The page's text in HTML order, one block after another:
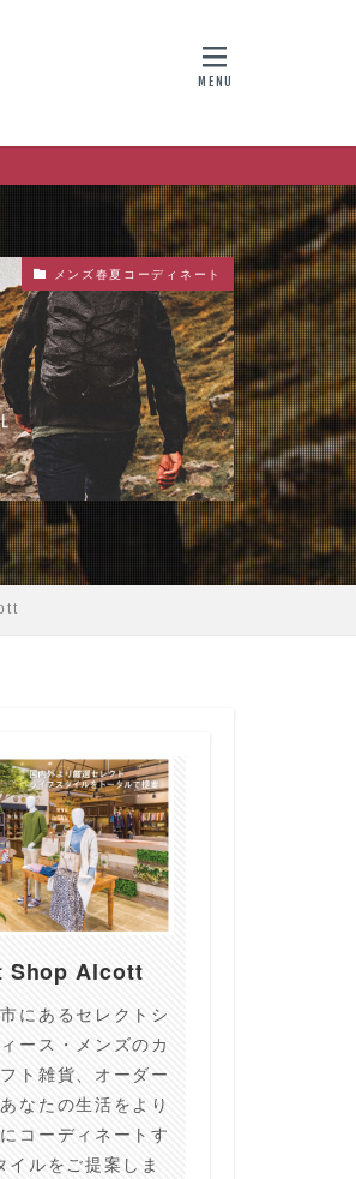
メンズ春夏コーディネート
Shop Alcott
にあるセレクトシ
ース・メンズのカ
ト雑貨、オーダー
なたの生活をより
コーディネートす
イルをご提案しま